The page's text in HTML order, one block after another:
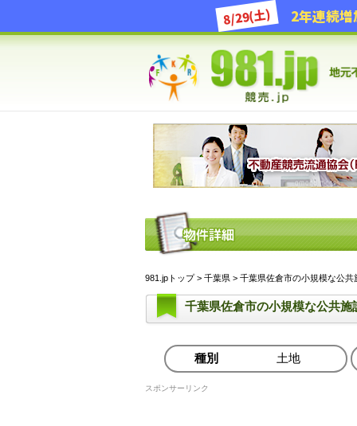
8/29(土)
981.jpトップ> 千葉県 > 千葉県佐倉市の小規模な公
千葉県佐倉市の小規模な公共
種別 土地
スポンサーリンク